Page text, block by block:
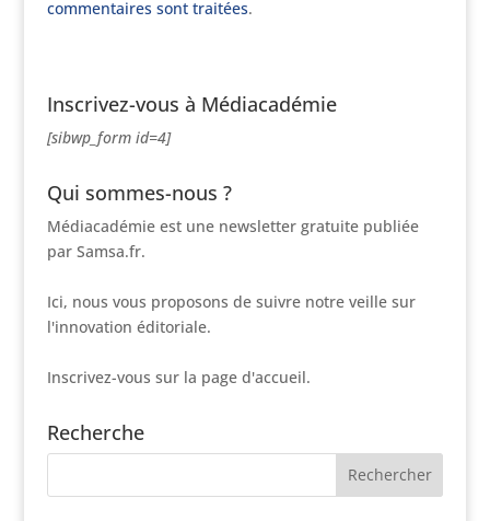
commentaires sont traitées.
Inscrivez-vous à Médiacadémie
[sibwp_form id=4]
Qui sommes-nous ?
Médiacadémie est une newsletter gratuite publiée
par Samsa.fr.
Ici, nous vous proposons de suivre notre veille sur
l'innovation éditoriale.
Inscrivez-vous sur la page d'accueil.
Recherche